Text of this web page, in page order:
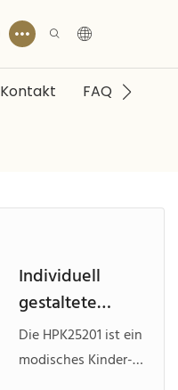
Kontakt FAQ
Individuell
gestaltete
Kindersonnenbr
ille aus
Die HPK25201 ist ein
modisches Kinder-